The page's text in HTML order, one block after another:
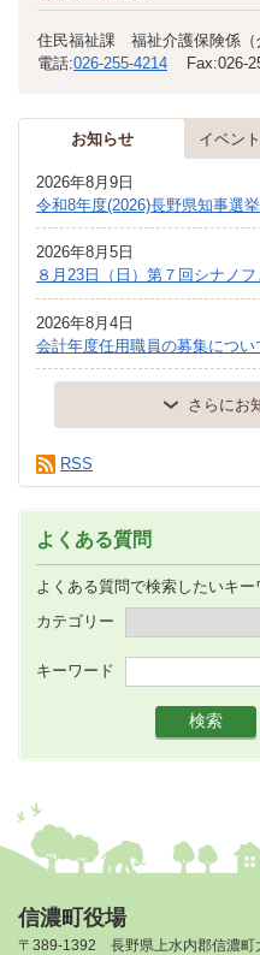
住民福祉課 福祉介護保険係（
電話:026-255-4214 Fax:026-
お知らせ イベン
2026年8月9日
令和8年度(2026)長野県知事選
2026年8月5日
８月23日（日）第７回シナノフ
2026年8月4日
会計年度任用職員の募集につい
さらにお
RSS
よくある質問
よくある質問で検索したいキー
カテゴリー
キーワード
信濃町役場
〒389-1392 長野県上水内郡信濃町